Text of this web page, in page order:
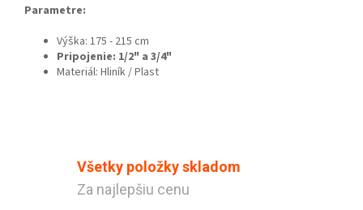
Všetky položky skladom
Za najlepšiu cenu
Parametre:
Výška: 175 - 215 cm
Pripojenie: 1/2" a 3/4"
Materiál: Hliník / Plast